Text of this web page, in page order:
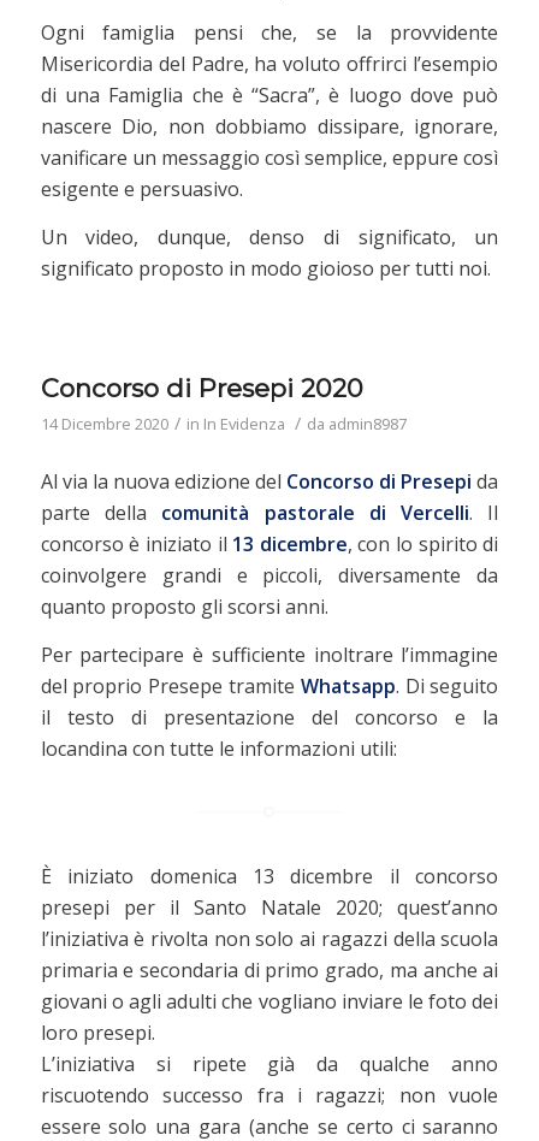
Ogni famiglia pensi che, se la provvidente
Misericordia del Padre, ha voluto offrirci l’esempio
di una Famiglia che è “Sacra”, è luogo dove può
nascere Dio, non dobbiamo dissipare, ignorare,
vanificare un messaggio così semplice, eppure così
esigente e persuasivo.
Un video, dunque, denso di significato, un
significato proposto in modo gioioso per tutti noi.
Concorso di Presepi 2020
14 Dicembre 2020 / in In Evidenza / da admin8987
Al via la nuova edizione del Concorso di Presepi da
parte della comunità pastorale di Vercelli. Il
concorso è iniziato il 13 dicembre, con lo spirito di
coinvolgere grandi e piccoli, diversamente da
quanto proposto gli scorsi anni.
Per partecipare è sufficiente inoltrare l’immagine
del proprio Presepe tramite Whatsapp. Di seguito
il testo di presentazione del concorso e la
locandina con tutte le informazioni utili:
È iniziato domenica 13 dicembre il concorso
presepi per il Santo Natale 2020; quest’anno
l’iniziativa è rivolta non solo ai ragazzi della scuola
primaria e secondaria di primo grado, ma anche ai
giovani o agli adulti che vogliano inviare le foto dei
loro presepi.
L’iniziativa si ripete già da qualche anno
riscuotendo successo fra i ragazzi; non vuole
essere solo una gara (anche se certo ci saranno